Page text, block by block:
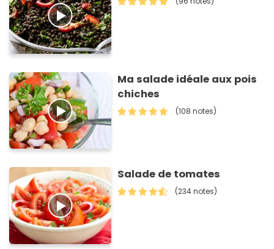
Ma salade idéale aux pois
chiches
(108 notes)
Salade de tomates
(234 notes)